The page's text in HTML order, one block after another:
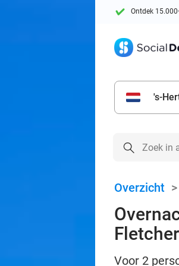
Ontdek
's-
Overzicht >
Fletcher
Voor 2